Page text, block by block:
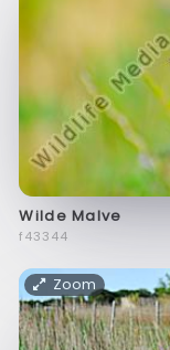
Wilde Malve
f43344
Zoom